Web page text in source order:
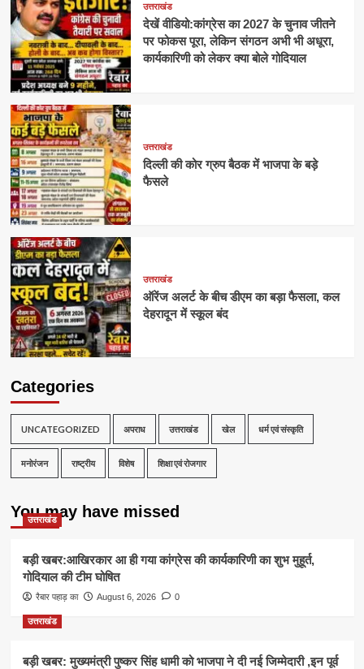
उत्तराखंड
देखें वीडियो:कांग्रेस का 2027 के चुनाव जीतने
पर फोकस पूरा, लेकिन संगठन अभी भी अधूरा,
कार्यकारिणी को लेकर क्या बोले गोदियाल
उत्तराखंड
दिल्ली की कोर ग्रुप बैठक में भाजपा के बड़े
फैसले
उत्तराखंड
ऑरेंज अलर्ट के बीच डीएम का बड़ा फैसला, कल
देहरादून में स्कूल बंद
Categories
UNCATEGORIZED अपराध उत्तराखंड खेल धर्म एवं संस्कृति
मनोरंजन राष्ट्रीय विशेष शिक्षा एवं रोजगार
You may have missed
उत्तराखंड
बड़ी खबर:आखिरकार आ ही गया कांग्रेस की कार्यकारिणी का शुभ मुहूर्त,
गोदियाल की टीम घोषित
रैबार पहाड़ का August 6, 2026 0
उत्तराखंड
बड़ी खबर: मुख्यमंत्री पुष्कर सिंह धामी को भाजपा ने दी नई जिम्मेदारी ,इन पूर्व